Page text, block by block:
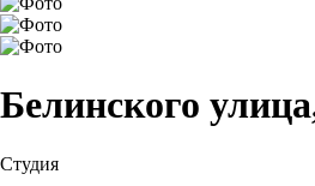
Белинского
Студия